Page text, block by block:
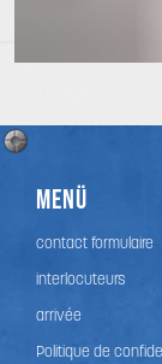
Menü
contact formulaire
interlocuteurs
arrivée
Politique de